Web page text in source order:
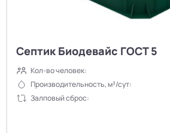
Септик Биодевайс ГОСТ 5
Кол-во человек:
Производительность, м³/сут:
Залповый сброс: